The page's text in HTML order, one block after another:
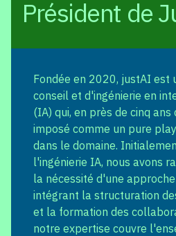
Président de
Fondée en 2020, justAI est
conseil et d'ingénierie en
(IA) qui, en près de cinq
imposé comme un pure
dans le domaine.
l'ingénierie IA, nous avons
la nécessité d'une
intégrant la structuration
et la formation des
notre expertise couvre